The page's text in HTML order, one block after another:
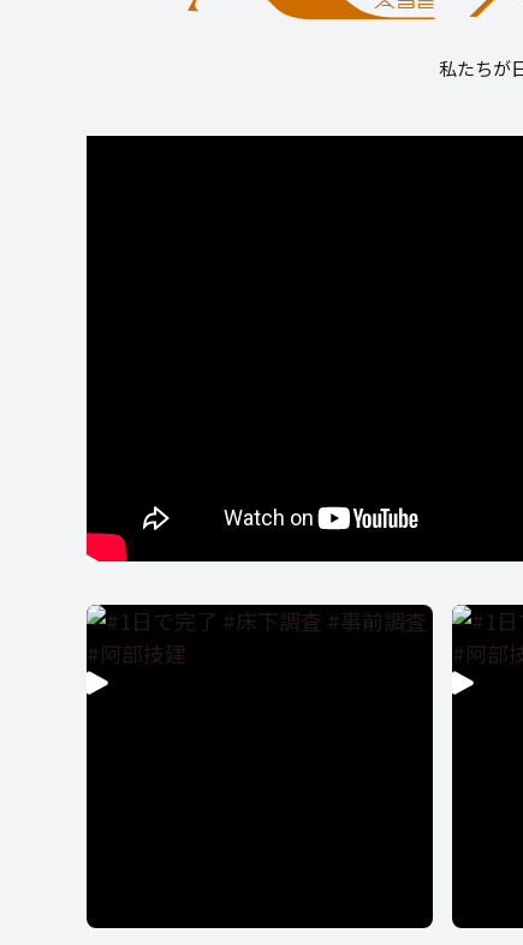
私たちが